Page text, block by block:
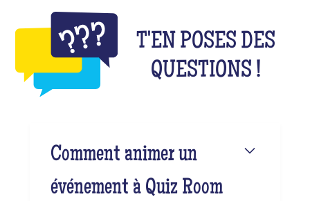
T'EN POSES DES
QUESTIONS !
Comment animer un
événement à Quiz Room